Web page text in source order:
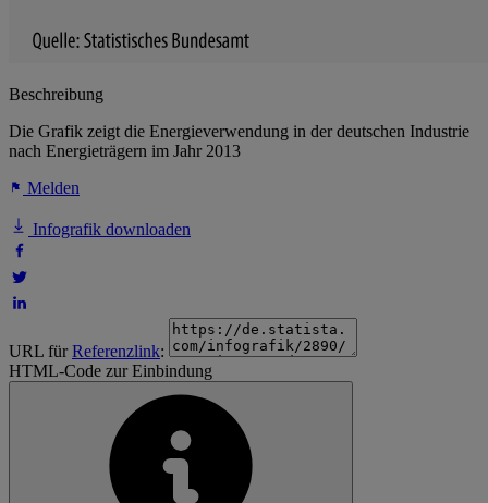
Beschreibung
Die Grafik zeigt die Energieverwendung in der deutschen Industrie
nach Energieträgern im Jahr 2013
Melden
Infografik downloaden
URL fürReferenzlink:
HTML-Code zur Einbindung